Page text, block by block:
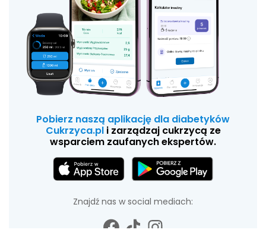
Pobierz naszą aplikację dla diabetyków
Cukrzyca.pli zarządzaj cukrzycą ze
wsparciem zaufanych ekspertów.
Znajdź nas w social mediach: